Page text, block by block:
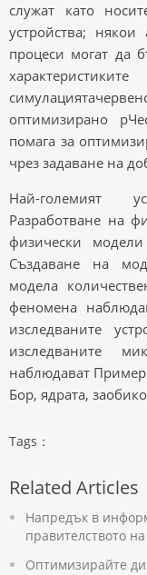
служат като
устройства;
процеси могат да
оптимизирано
помага за
чрез задаване на
Най-големият
Разработване на
физически
Създаване на
модела
феномена
изследваните
изследваните
наблюдават
Бор, ядрата,
Tags：
Related Articles
Напредък в
правителството
Оптимизирайте